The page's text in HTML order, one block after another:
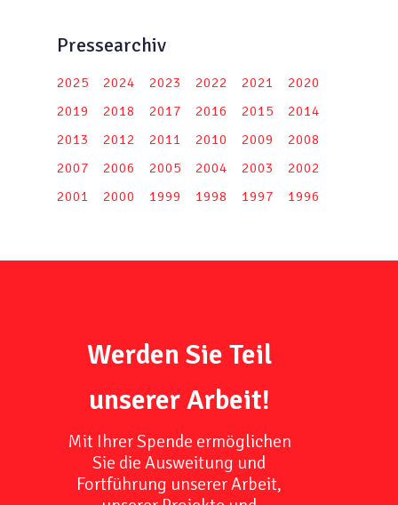
Pressearchiv
2025 2024 2023 2022 2021
2020
2019
2018 2017 2016 2015
2014
2013
2012 2011 2010 2009
2008
2007
2006 2005 2004 2003
2002
2001
2000 1999 1998 1997 1996
Werden Sie Teil
unserer Arbeit!
Mit Ihrer Spende ermöglichen
Sie die Ausweitung und
Fortführung unserer Arbeit,